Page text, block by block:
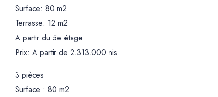
Surface: 80 m2
Terrasse: 12 m2
A partir du 5e étage
Prix: A partir de 2.313.000 nis
3 pièces
Surface : 80 m2